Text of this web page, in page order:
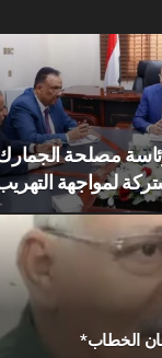
مصلحة
لمواجهة
الخطاب*